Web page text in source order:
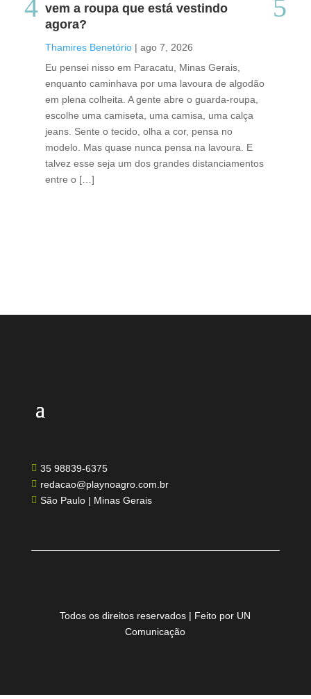
vem a roupa que está vestindo
agora?
Thamires Benetório | ago 7, 2026
Eu pensei nisso em Paracatu, Minas Gerais,
enquanto caminhava por uma lavoura de algodão
em plena colheita. A gente abre o guarda-roupa,
escolhe uma camiseta, uma camisa, uma calça
jeans. Sente o tecido, olha a cor, pensa no
modelo. Mas quase nunca pensa na lavoura. E
talvez esse seja um dos grandes distanciamentos
entre o […]
 35 98839-6375
 redacao@playnoagro.com.br
 São Paulo | Minas Gerais
Todos os direitos reservados | Feito por UN
Comunicação